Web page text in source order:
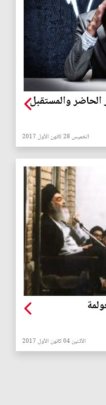
الحاضر والمستقبل
الخميس 28 كانون الأول 2017
الأثنين 04 كانون الأول 2017